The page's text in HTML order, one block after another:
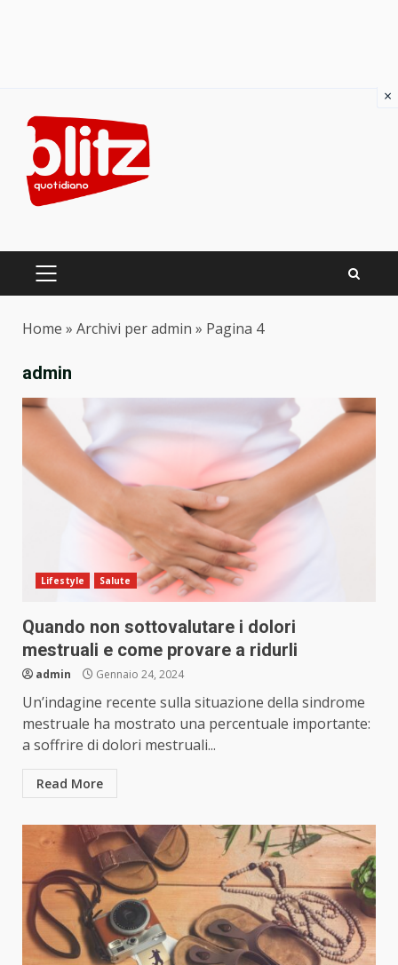
content
PRIMARY
Home » Archivi per admin » Pagina 4
admin
Lifestyle Salute
Quando non sottovalutare i dolori
mestruali e come provare a ridurli
admin Gennaio 24, 2024
Un’indagine recente sulla situazione della sindrome
mestruale ha mostrato una percentuale importante:
a soffrire di dolori mestruali...
Read More
×